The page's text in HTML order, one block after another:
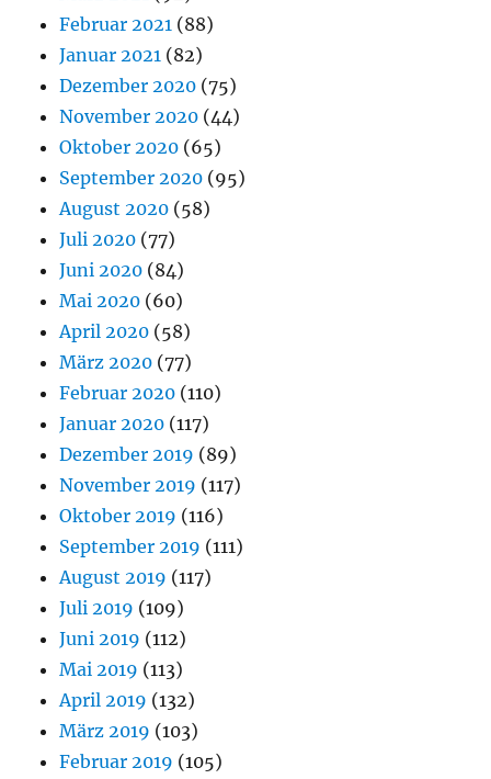
Februar 2021 (88)
Januar 2021 (82)
Dezember 2020 (75)
November 2020 (44)
Oktober 2020 (65)
September 2020 (95)
August 2020 (58)
Juli 2020 (77)
Juni 2020 (84)
Mai 2020 (60)
April 2020 (58)
März 2020 (77)
Februar 2020 (110)
Januar 2020 (117)
Dezember 2019 (89)
November 2019 (117)
Oktober 2019 (116)
September 2019 (111)
August 2019 (117)
Juli 2019 (109)
Juni 2019 (112)
Mai 2019 (113)
April 2019 (132)
März 2019 (103)
Februar 2019 (105)